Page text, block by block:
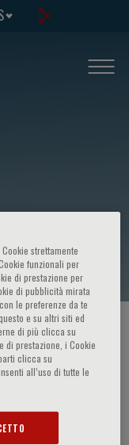
ORADOR
strettamente
funzionali per
di prestazione per
di pubblicità mirata
le preferenze da te
e su altri siti ed
di più clicca su
di prestazione, i Cookie
clicca su
all’uso di tutte le